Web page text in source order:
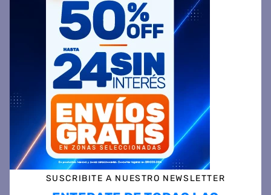
9066,58
COMPRAR
9066,58
COMPRAR
SUSCRIBITE A NUESTRO NEWSLETTER